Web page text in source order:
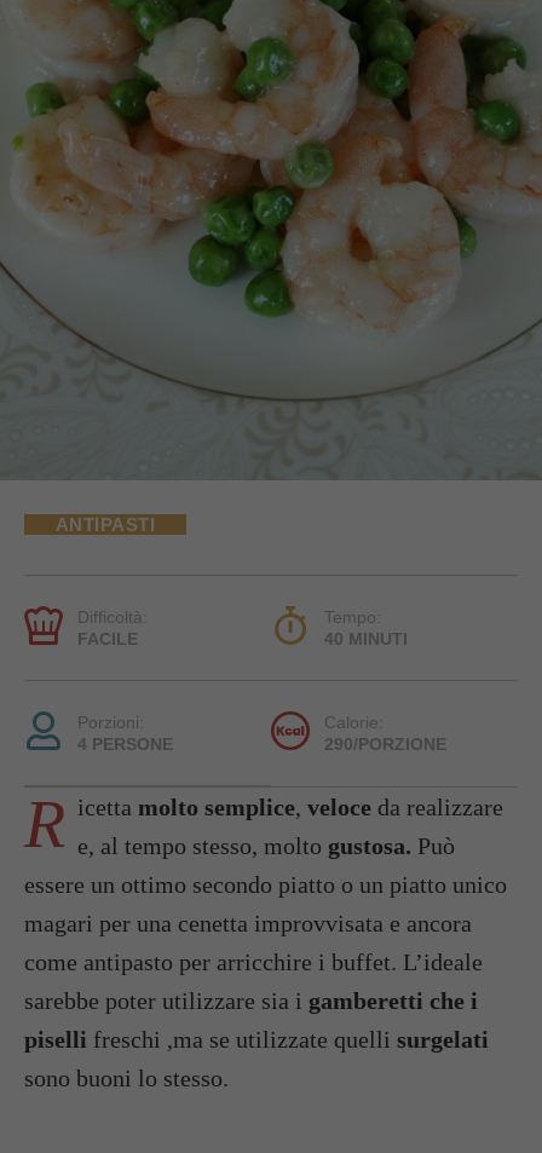
ANTIPASTI
Difficoltà:
FACILE
Tempo:
40 MINUTI
Porzioni:
4 PERSONE
Calorie:
290/PORZIONE
R icetta molto semplice, veloce da realizzare
e, al tempo stesso, molto gustosa. Può
essere un ottimo secondo piatto o un piatto unico
magari per una cenetta improvvisata e ancora
come antipasto per arricchire i buffet. L’ideale
sarebbe poter utilizzare sia i gamberetti che i
piselli freschi ,ma se utilizzate quelli surgelati
sono buoni lo stesso.